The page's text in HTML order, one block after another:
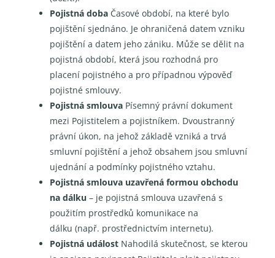
Pojistná doba Časové období, na které bylo
pojištění sjednáno. Je ohraničená datem vzniku
pojištění a datem jeho zániku. Může se dělit na
pojistná období, která jsou rozhodná pro
placení pojistného a pro případnou výpověď
pojistné smlouvy.
Pojistná smlouva Písemný právní dokument
mezi Pojistitelem a pojistníkem. Dvoustranný
právní úkon, na jehož základě vzniká a trvá
smluvní pojištění a jehož obsahem jsou smluvní
ujednání a podmínky pojistného vztahu.
Pojistná smlouva uzavřená formou obchodu
na dálku – je pojistná smlouva uzavřená s
použitím prostředků komunikace na
dálku (např. prostřednictvím internetu).
Pojistná událost Nahodilá skutečnost, se kterou